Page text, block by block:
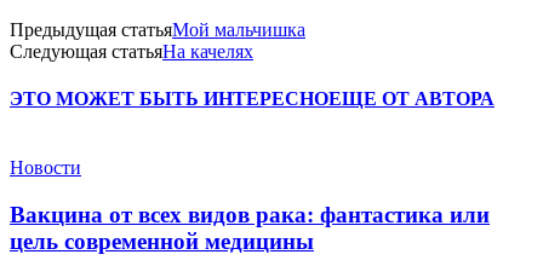
Предыдущая статьяМой мальчишка
Следующая статьяНа качелях
ЭТО МОЖЕТ БЫТЬ ИНТЕРЕСНОЕЩЕ ОТ АВТОРА
Новости
Вакцина от всех видов рака: фантастика или
цель современной медицины